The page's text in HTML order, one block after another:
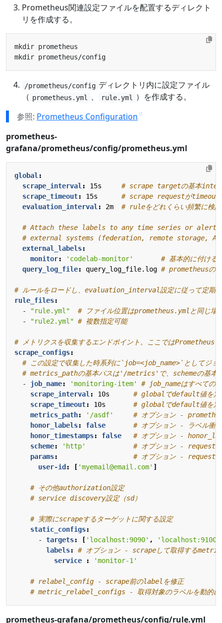
Prometheus関連設定ファイルを配置するディレクト
リを作成する。
/prometheus/config ディレクトリ内に設定ファイル
（ prometheus.yml 、 rule.yml
）を作成する。
参照: Prometheus Configuration
prometheus-
grafana/prometheus/config/prometheus.yml
global:
scrape_interval: 15s
# scrape targetの基本
scrape_timeout: 15s
# scrape requestが
evaluation_interval: 2m # ruleをどれくらい頻繁に
# Attach these labels to any time series or alerts
# external systems (federation, remote storage,
external_labels:
monitor: 'codelab-monitor'
# 基本的に付ける
query_log_file: query_log_file.log # prometheusのク
# ルールをロードし、evaluation_interval設定に従って定期的
rule_files:
-
"rule.yml"
# ファイル位置はprometheus.ymlと同じ場
-
"rule2.yml" # 複数指定可能
# メトリクスを収集するエンドポイント。ここではPrometheus
scrape_configs:
# この設定で収集した時系列に`job=<job_name>`としてジョ
# metrics_pathの基本パスは'/metrics'で、schemeの基
- job_name: 'monitoring-item'
# job_nameはすべての
scrape_interval: 10s
# globalでdefault値を定
scrape_timeout: 10s
# globalでdefault値を定
metrics_path: '/asdf'
# オプション -
honor_labels: false
# オプション - ラベル衝
honor_timestamps: false
# オプション -
scheme: 'http'
# オプション - request
params:
# オプション - request送
user-id : [ 'myemail@email.com' ]
# その他authorization設定
# service discovery設定（sd）
# 実際にscrapeするターゲットに関する設定
static_configs:
- targets: [ 'localhost:9090' , 'localhost:9100'
labels:
# オプション - scrapeして取得する
service
: 'monitor-1'
# relabel_config - scrape前のlabelを修正
# metric_relabel_configs - 取得対象のラベルを動的
prometheus-grafana/prometheus/config/rule.yml